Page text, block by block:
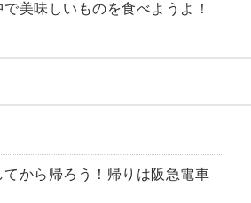
美味しいものを食べようよ！
から帰ろう！帰りは阪急電車